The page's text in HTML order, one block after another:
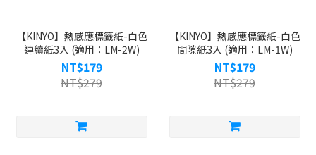
【KINYO】熱感應標籤紙-白色
連續紙3入 (適用：LM-2W)
NT$179
NT$279
【KINYO】熱感應標籤紙-白色
間隙紙3入 (適用：LM-1W)
NT$179
NT$279